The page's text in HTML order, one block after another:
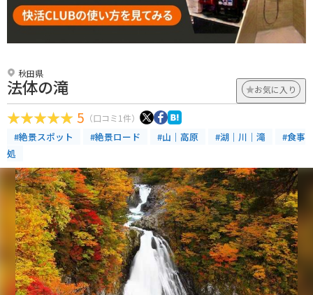
秋田県
法体の滝 お気に入り
5 （口コミ1件）
#絶景スポット #絶景ロード #山｜高原 #湖｜川｜滝
#食事
処